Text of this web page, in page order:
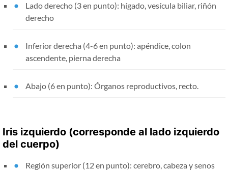
Lado derecho (3 en punto): hígado, vesícula biliar, riñón
derecho
Inferior derecha (4-6 en punto): apéndice, colon
ascendente, pierna derecha
Abajo (6 en punto): Órganos reproductivos, recto.
Iris izquierdo (corresponde al lado izquierdo
del cuerpo)
Región superior (12 en punto): cerebro, cabeza y senos